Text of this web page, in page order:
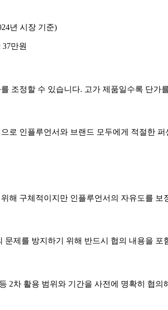
년 시장 기준)
37만원
를 조정할 수 있습니다. 고가 제품일수록 단가
로 인플루언서와 브랜드 모두에게 적절한
해 구체적이지만 인플루언서의 자유도를 보
문제를 방지하기 위해 반드시 협의 내용을 포
2차 활용 범위와 기간을 사전에 명확히 협의